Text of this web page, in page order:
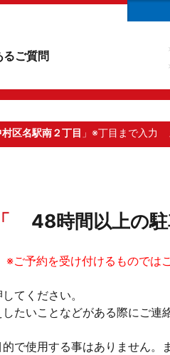
るご質問
区名駅南２丁目 」※丁目まで入力
48時間以上の
ご予約を受け付けるものでは
てください。
たいことなどがある際にご連
で使用する事はありません。